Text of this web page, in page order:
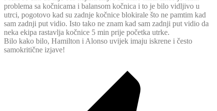
problema sa kočnicama i balansom kočnica i to je bilo vidljivo u
utrci, pogotovo kad su zadnje kočnice blokirale što ne pamtim kad
sam zadnji put vidio. Isto tako ne znam kad sam zadnji put vidio da
neka ekipa rastavlja kočnice 5 min prije početka utrke.
Bilo kako bilo, Hamilton i Alonso uvijek imaju iskrene i često
samokritične izjave!